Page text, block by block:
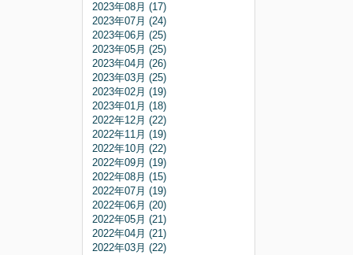
2023年08月 (17)
2023年07月 (24)
2023年06月 (25)
2023年05月 (25)
2023年04月 (26)
2023年03月 (25)
2023年02月 (19)
2023年01月 (18)
2022年12月 (22)
2022年11月 (19)
2022年10月 (22)
2022年09月 (19)
2022年08月 (15)
2022年07月 (19)
2022年06月 (20)
2022年05月 (21)
2022年04月 (21)
2022年03月 (22)